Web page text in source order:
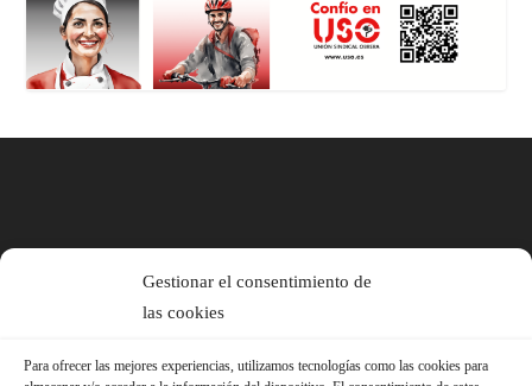
Gestionar el consentimiento de
las cookies
Para ofrecer las mejores experiencias, utilizamos tecnologías como las cookies para